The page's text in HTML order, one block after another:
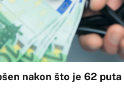
nakon što je 62 puta